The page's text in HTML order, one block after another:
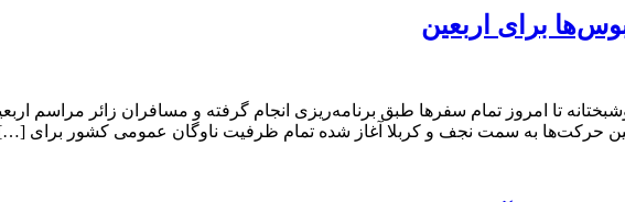
برای اربعین
تا امروز تمام سفرها طبق برنامه‌ریزی انجام گرفته و مسافران زائر مراسم
حرکت‌ها به سمت نجف و کربلا آغاز شده تمام ظرفیت ناوگان عمومی کشور برای